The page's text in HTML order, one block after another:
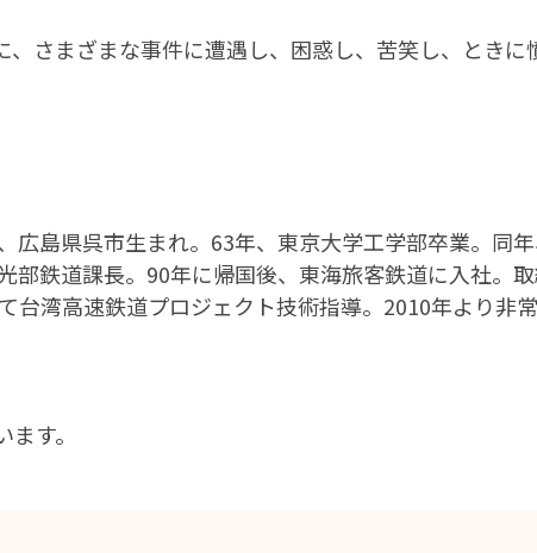
、さまざまな事件に遭遇し、困惑し、苦笑し、とき
広島県呉市生まれ。63年、東京大学工学部卒業。同
部鉄道課長。90年に帰国後、東海旅客鉄道に入社
台湾高速鉄道プロジェクト技術指導。2010年より非常
す。